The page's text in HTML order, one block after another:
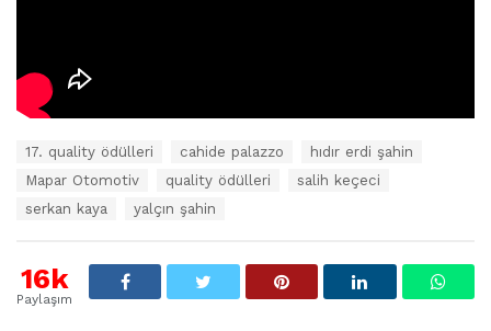
r
17. quality ödülleri cahide palazzo
hıdır erdi şahin
Mapar Otomotiv
quality ödülleri
salih keçeci
serkan kaya
yalçın şahin
16k
Paylaşım